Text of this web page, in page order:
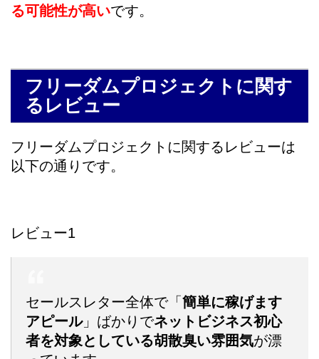
る可能性が高いです。
フリーダムプロジェクトに関す
るレビュー
フリーダムプロジェクトに関するレビューは
以下の通りです。
レビュー1
セールスレター全体で「 簡単に稼げます
アピール」ばかりでネットビジネス初心
者を対象としている胡散臭い雰囲気が漂